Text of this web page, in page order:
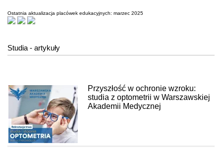
Ostatnia aktualizacja placówek edukacyjnych: marzec 2025
Studia - artykuły
Przyszłość w ochronie wzroku:
studia z optometrii w Warszawskiej
Akademii Medycznej